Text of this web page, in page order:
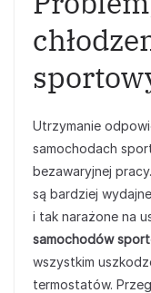
Utrzymanie
samochodach
bezawaryjnej
są bardziej
i tak narażone na
samochodów
wszystkim
termostatów.